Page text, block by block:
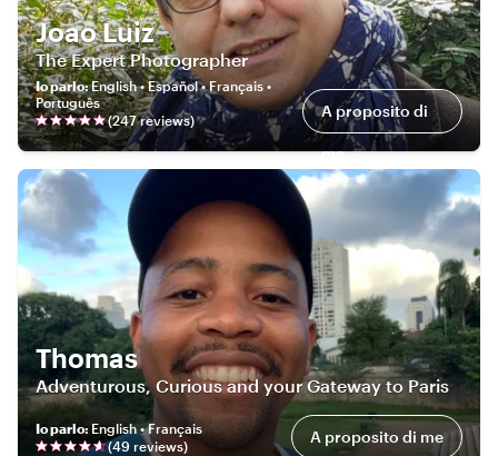
Joao Luiz
The Expert Photographer
Io parlo:English • Español • Français •
Português
(247reviews) A proposito di
me
Thomas
Adventurous, Curious and your Gateway to Paris
Io parlo: English • Français
(49 reviews) A proposito di me